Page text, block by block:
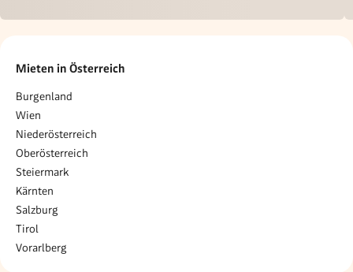
Mieten in Österreich
Burgenland
Wien
Niederösterreich
Oberösterreich
Steiermark
Kärnten
Salzburg
Tirol
Vorarlberg